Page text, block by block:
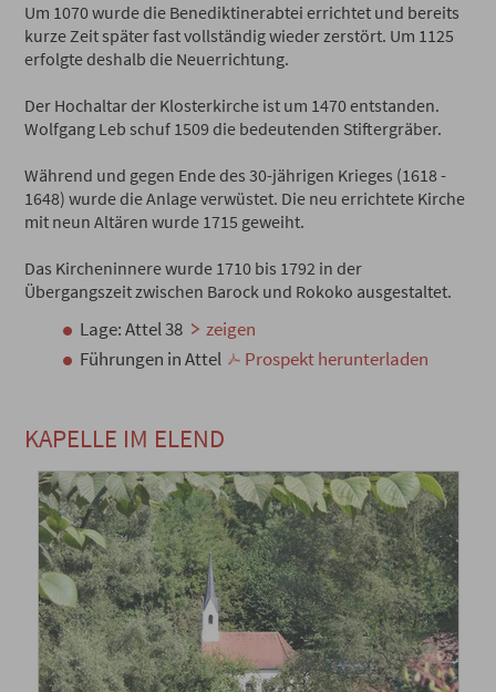
Um 1070 wurde die Benediktinerabtei errichtet und bereits
kurze Zeit später fast vollständig wieder zerstört. Um 1125
erfolgte deshalb die Neuerrichtung.
Der Hochaltar der Klosterkirche ist um 1470 entstanden.
Wolfgang Leb schuf 1509 die bedeutenden Stiftergräber.
Während und gegen Ende des 30-jährigen Krieges (1618 -
1648) wurde die Anlage verwüstet. Die neu errichtete Kirche
mit neun Altären wurde 1715 geweiht.
Das Kircheninnere wurde 1710 bis 1792 in der
Übergangszeit zwischen Barock und Rokoko ausgestaltet.
Lage: Attel 38
zeigen
Führungen in Attel
Prospekt herunterladen
KAPELLE IM ELEND